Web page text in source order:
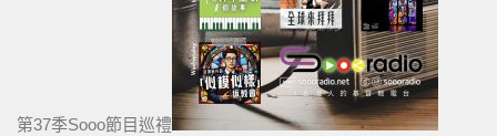
第37季Sooo節目巡禮